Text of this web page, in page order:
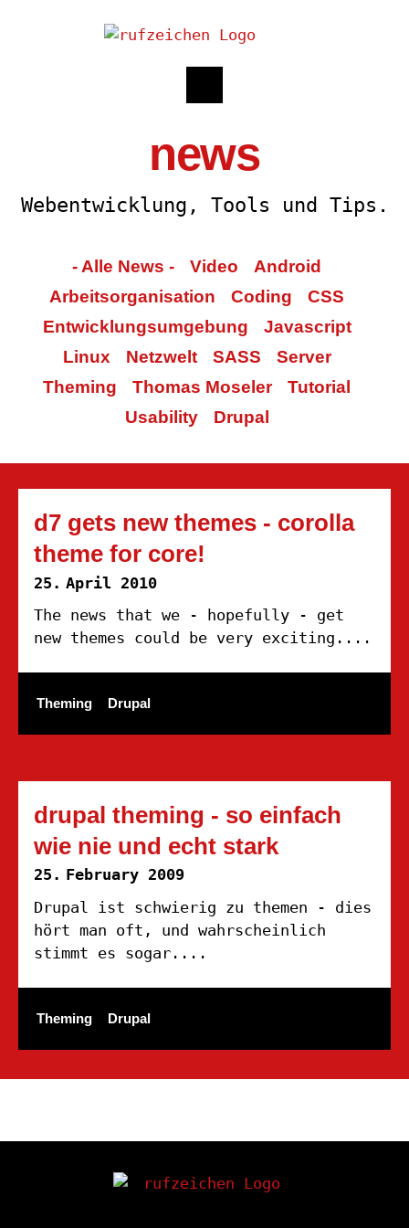
news
Webentwicklung, Tools und Tips.
- Alle News - Video
Android
Arbeitsorganisation
Coding
CSS
Entwicklungsumgebung
Javascript
Linux
Netzwelt SASS
Server
Theming
Thomas Moseler
Tutorial
Usability
Drupal
d7 gets new themes - corolla
theme for core!
25. April 2010
The news that we - hopefully - get
new themes could be very exciting....
Theming Drupal
drupal theming - so einfach
wie nie und echt stark
25. February 2009
Drupal ist schwierig zu themen - dies
hört man oft, und wahrscheinlich
stimmt es sogar....
Theming Drupal